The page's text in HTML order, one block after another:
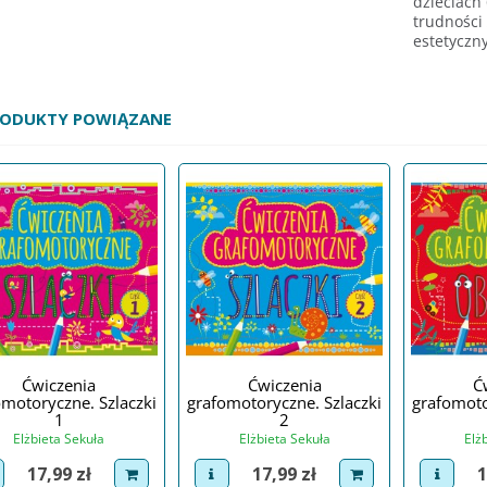
trudności
POWIĄZANE
Ćwiczenia
Szlaczki
1
Elżbieta Sekuła
product
Cena
17,99 zł dodaj do koszyka
Ćwiczenia
grafomotoryczne. Szlaczki
2
Elżbieta Sekuła
view product
Cena
17,99 zł dodaj do koszykaview